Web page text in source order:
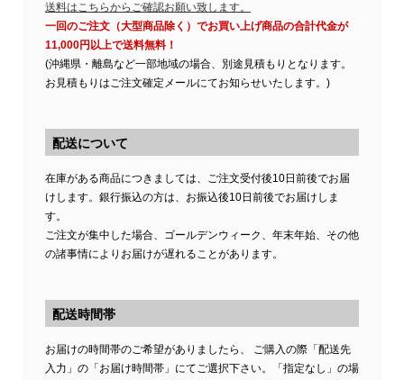
送料はこちらからご確認お願い致します。
一回のご注文（大型商品除く）でお買い上げ商品の合計代金が
11,000円以上で送料無料！
(沖縄県・離島など一部地域の場合、別途見積もりとなります。
お見積もりはご注文確定メールにてお知らせいたします。)
配送について
在庫がある商品につきましては、ご注文受付後10日前後でお届
けします。銀行振込の方は、お振込後10日前後でお届けしま
す。
ご注文が集中した場合、ゴールデンウィーク、年末年始、その他
の諸事情によりお届けが遅れることがあります。
配送時間帯
お届けの時間帯のご希望がありましたら、 ご購入の際「配送先
入力」の「お届け時間帯」にてご選択下さい。「指定なし」の場